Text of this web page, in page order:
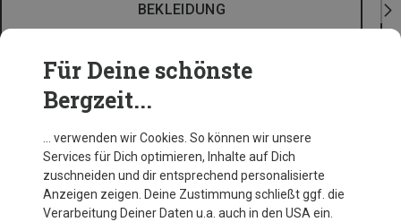
BEKLEIDUNG
Für Deine schönste
Bergzeit...
… verwenden wir Cookies. So können wir unsere
Services für Dich optimieren, Inhalte auf Dich
zuschneiden und dir entsprechend personalisierte
Anzeigen zeigen. Deine Zustimmung schließt ggf. die
Verarbeitung Deiner Daten u.a. auch in den USA ein.